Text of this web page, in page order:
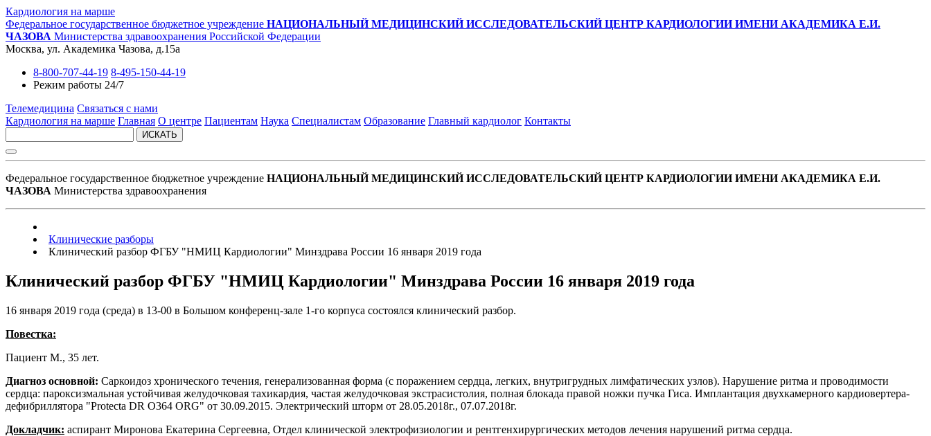
Кардиология на марше
Федеральное государственное бюджетное учреждение НАЦИОНАЛЬНЫЙ МЕДИЦИНСКИЙ ИССЛЕДОВАТЕЛЬСКИЙ ЦЕНТР КАРДИОЛОГИИ ИМЕНИ АКАДЕМИКА Е.И.
ЧАЗОВА Министерства здравоохранения Российской Федерации
Москва, ул. Академика Чазова, д.15а
8-800-707-44-19 8-495-150-44-19
Режим работы 24/7
Телемедицина Связаться с нами
Кардиология на марше Главная О центре Пациентам Наука Специалистам Образование Главный кардиолог Контакты
ИСКАТЬ
Федеральное государственное бюджетное учреждение НАЦИОНАЛЬНЫЙ МЕДИЦИНСКИЙ ИССЛЕДОВАТЕЛЬСКИЙ ЦЕНТР КАРДИОЛОГИИ ИМЕНИ АКАДЕМИКА Е.И.
ЧАЗОВА Министерства здравоохранения
Клинические разборы
Клинический разбор ФГБУ "НМИЦ Кардиологии" Минздрава России 16 января 2019 года
Клинический разбор ФГБУ "НМИЦ Кардиологии" Минздрава России 16 января 2019 года
16 января 2019 года (среда) в 13-00 в Большом конференц-зале 1-го корпуса состоялся клинический разбор.
Повестка:
Пациент М., 35 лет.
Диагноз основной: Саркоидоз хронического течения, генерализованная форма (с поражением сердца, легких, внутригрудных лимфатических узлов). Нарушение ритма и проводимости
сердца: пароксизмальная устойчивая желудочковая тахикардия, частая желудочковая экстрасистолия, полная блокада правой ножки пучка Гиса. Имплантация двухкамерного кардиовертера-
дефибриллятора "Protecta DR O364 ORG" от 30.09.2015. Электрический шторм от 28.05.2018г., 07.07.2018г.
Докладчик: аспирант Миронова Екатерина Сергеевна, Отдел клинической электрофизиологии и рентгенхирургических методов лечения нарушений ритма сердца.